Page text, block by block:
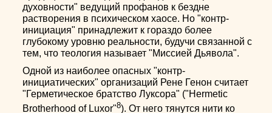
духовности" ведущий профанов к бездне
растворения в психическом хаосе. Но "контр-
инициация" принадлежит к гораздо более
глубокому уровню реальности, будучи связанной с
тем, что теология называет "Миссией Дьявола".
Одной из наиболее опасных "контр-
инициатических" организаций Рене Генон считает
"Герметическое братство Луксора" ("Hermetic
Brotherhood of Luxor"8). От него тянутся нити ко